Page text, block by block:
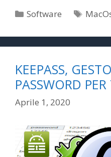
Categorie
Software Tag
KEEPASS,
PASSWORD
Aprile 1, 2020